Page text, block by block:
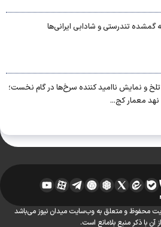
تندرستی و شادابی ایرانی‌ها
و نمایش ناامید کننده سرخ‌ها در گام نخست؛
معمار کج...
محفوظ و متعلق به وب‌سایت میدان نیوز می‌باشد
آن با ذکر منبع بلامانع است.